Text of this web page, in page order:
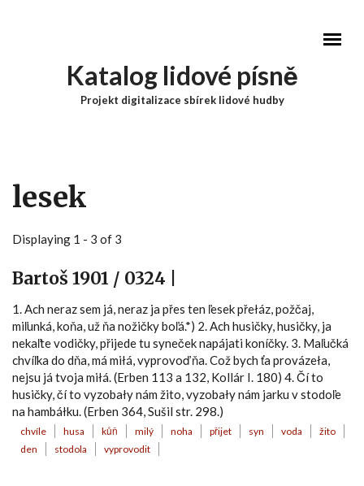
Katalog lidové písně
Projekt digitalizace sbírek lidové hudby
lesek
Displaying 1 - 3 of 3
Bartoš 1901 / 0324 |
1. Ach neraz sem já, neraz ja přes ten ľesek přełáz, požčaj,
miľunká, koňa, už ňa nožičky boľá.*) 2. Ach husičky, husičky, ja
nekaľte vodičky, přijede tu syneček napájati koníčky. 3. Maľučká
chvíľka do dňa, má miłá, vyprovoď ňa. Což bych ťa provázeła,
nejsu já tvoja miłá. (Erben 113 a 132, Kollár I. 180) 4. Čí to
husičky, čí to vyzobały nám žito, vyzobały nám jarku v stodoľe
na hambáłku. (Erben 364, Sušil str. 298.)
chvíle husa kůň milý noha přijet syn voda
žito
den
stodola vyprovodit